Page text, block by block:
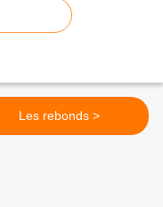
Les rebonds >